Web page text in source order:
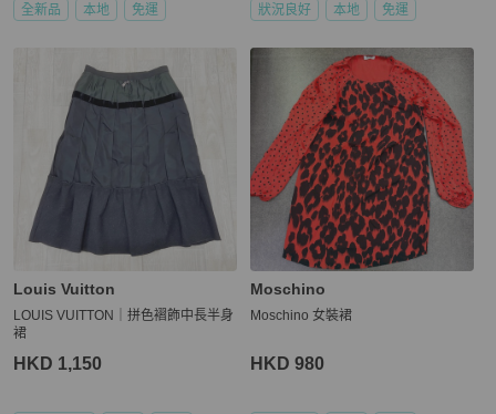
全新品 本地 免運 狀況良好 本地 免運
Louis Vuitton
LOUIS VUITTON｜拼色褶飾中長半身
裙
HKD 1,150
Moschino
Moschino 女裝裙
HKD 980